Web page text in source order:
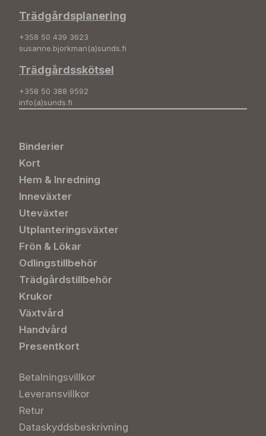
Trädgårdsplanering
+358 50 439 3623
susanne.bjorkman(a)sunds.fi
Trädgårdsskötsel
+358 50 388 9592
info(a)sunds.fi
Binderier
Kort
Hem & Inredning
Inneväxter
Uteväxter
Utplanteringsväxter
Frön & Lökar
Odlingstillbehör
Trädgårdstillbehör
Krukor
Växtvård
Handvård
Presentkort
Betalningsvillkor
Leveransvillkor
Retur
Dataskyddsbeskrivning